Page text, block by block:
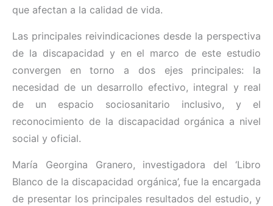
que afectan a la calidad de vida.
Las principales reivindicaciones desde la perspectiva
de la discapacidad y en el marco de este estudio
convergen en torno a dos ejes principales: la
necesidad de un desarrollo efectivo, integral y real
de un espacio sociosanitario inclusivo, y el
reconocimiento de la discapacidad orgánica a nivel
social y oficial.
María Georgina Granero, investigadora del ‘Libro
Blanco de la discapacidad orgánica’, fue la encargada
de presentar los principales resultados del estudio, y